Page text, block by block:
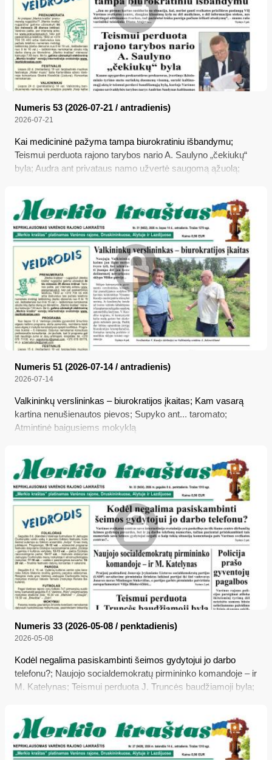
Numeris 53 (2026-07-21 / antradienis)
2026-07-21
Kai medicininė pažyma tampa biurokratiniu išbandymu;
Teismui perduota rajono tarybos nario A. Saulyno „čekiukų“
byla; Audra ant privataus namo užvertė saugomą ąžuolą;
Numeris 51 (2026-07-14 / antradienis)
2026-07-14
Valkininkų verslininkas – biurokratijos įkaitas; Kam vasarą
kartina nenušienautos pievos; Supyko ant... taromato;
Atmintinė baigusiems mokyklą
Numeris 33 (2026-05-08 / penktadienis)
2026-05-08
Kodėl negalima pasiskambinti šeimos gydytojui jo darbo
telefonu?; Naujojo socialdemokratų pirmininko komandoje – ir
M. Katelynas; Teismui perduota J. Truncės baudžiamoji byla;
dėl leidimų plyniesiems miško kirtimams; Policija prašo
gyventojų pagalbos